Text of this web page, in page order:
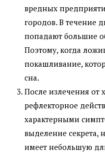
вредных
городов. В течение
попадают большие
Поэтому, когда
покашливание,
сна.
После излечения от
рефлекторное
характерными
выделение секрета,
имеет небольшую